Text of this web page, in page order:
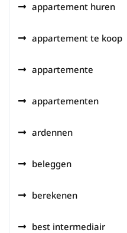
appartement huren
appartement te koop
appartemente
appartementen
ardennen
beleggen
berekenen
best intermediair